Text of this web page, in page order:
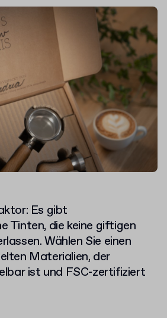
Es gibt
Tinten, die keine giftigen
Wählen Sie einen
Materialien, der
ist und FSC-zertifiziert